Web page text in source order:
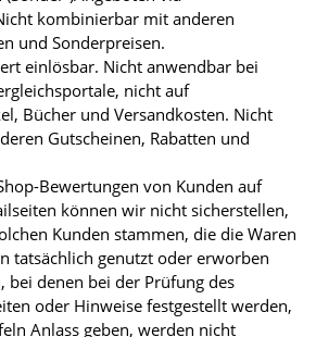
kombinierbar mit anderen
und Sonderpreisen.
einlösbar. Nicht anwendbar bei
nicht auf
Bücher und Versandkosten. Nicht
Gutscheinen, Rabatten und
Bewertungen von Kunden auf
können wir nicht sicherstellen,
Kunden stammen, die die Waren
tatsächlich genutzt oder erworben
bei denen bei der Prüfung des
oder Hinweise festgestellt werden,
Anlass geben, werden nicht